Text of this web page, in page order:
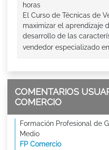
horas
El Curso de Técnicas de
maximizar el aprendizaje
desarrollo de las
vendedor especializado
COMENTARIOS
COMERCIO
Formación Profesional de
Medio
FP Comercio